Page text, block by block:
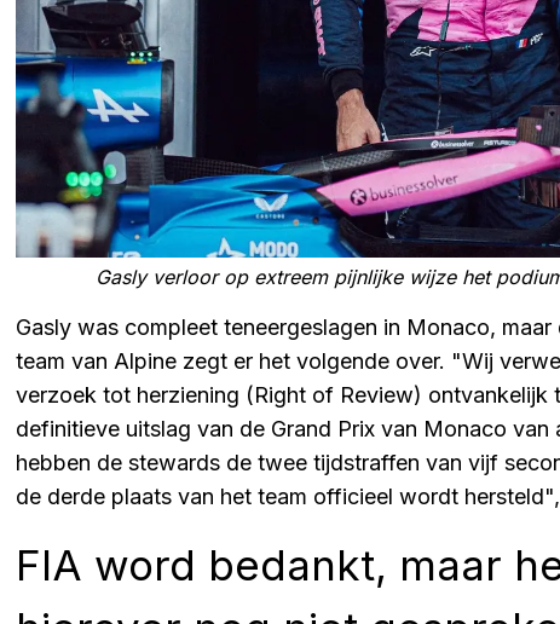
Gasly verloor op extreem pijnlijke wijze het
Gasly was compleet teneergeslagen in Monaco,
team van Alpine zegt er het volgende over. "Wij
verzoek tot herziening (Right of Review) ontvankelijk
definitieve uitslag van de Grand Prix van Monaco
hebben de stewards de twee tijdstraffen van vijf
de derde plaats van het team officieel wordt
FIA word bedankt, maar